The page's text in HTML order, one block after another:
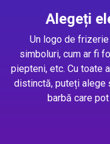
Alegeți
Un logo de
simboluri, cum ar fi
piepteni, etc. Cu toate
distinctă, puteți alege
barbă care